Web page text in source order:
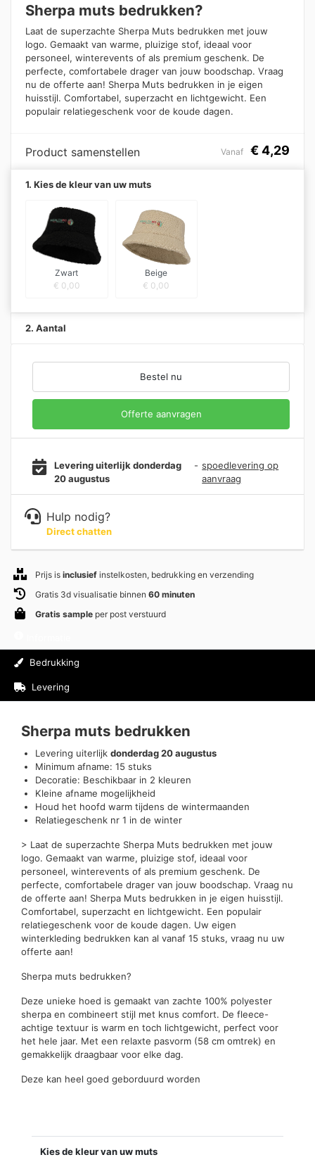
Sherpa muts bedrukken?
Laat de superzachte Sherpa Muts bedrukken met jouw
logo. Gemaakt van warme, pluizige stof, ideaal voor
personeel, winterevents of als premium geschenk. De
perfecte, comfortabele drager van jouw boodschap. Vraag
nu de offerte aan! Sherpa Muts bedrukken in je eigen
huisstijl. Comfortabel, superzacht en lichtgewicht. Een
populair relatiegeschenk voor de koude dagen.
Product samenstellen Vanaf €4,29
1. Kies de kleur van uw muts
Zwart
€ 0,00
Beige
€ 0,00
2. Aantal
Bestel nu
Offerte aanvragen
Levering uiterlijk donderdag
20 augustus
- spoedlevering op
aanvraag
Hulp nodig?
Direct chatten
Prijs is inclusief instelkosten, bedrukking en verzending
Gratis 3d visualisatie binnen 60 minuten
Gratis sample per post verstuurd
Bedrukking
Levering
Sherpa muts bedrukken
Levering uiterlijk donderdag 20 augustus
Minimum afname: 15 stuks
Decoratie: Beschikbaar in 2 kleuren
Kleine afname mogelijkheid
Houd het hoofd warm tijdens de wintermaanden
Relatiegeschenk nr 1 in de winter
> Laat de superzachte Sherpa Muts bedrukken met jouw
logo. Gemaakt van warme, pluizige stof, ideaal voor
personeel, winterevents of als premium geschenk. De
perfecte, comfortabele drager van jouw boodschap. Vraag nu
de offerte aan! Sherpa Muts bedrukken in je eigen huisstijl.
Comfortabel, superzacht en lichtgewicht. Een populair
relatiegeschenk voor de koude dagen. Uw eigen
winterkleding bedrukken kan al vanaf 15 stuks, vraag nu uw
offerte aan!
Sherpa muts bedrukken?
Deze unieke hoed is gemaakt van zachte 100% polyester
sherpa en combineert stijl met knus comfort. De fleece-
achtige textuur is warm en toch lichtgewicht, perfect voor
het hele jaar. Met een relaxte pasvorm (58 cm omtrek) en
gemakkelijk draagbaar voor elke dag.
Deze kan heel goed geborduurd worden
Kies de kleur van uw muts